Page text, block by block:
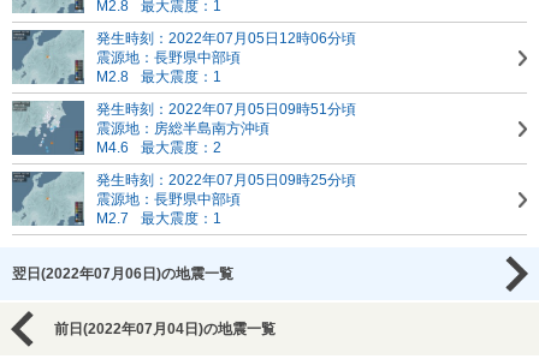
M2.8
最大震度：1
発生時刻：2022年07月05日12時06分頃
震源地：長野県中部頃
M2.8
最大震度：1
発生時刻：2022年07月05日09時51分頃
震源地：房総半島南方沖頃
M4.6
最大震度：2
発生時刻：2022年07月05日09時25分頃
震源地：長野県中部頃
M2.7
最大震度：1
翌日(2022年07月06日)の地震一覧
前日(2022年07月04日)の地震一覧